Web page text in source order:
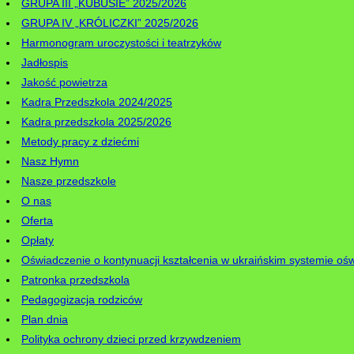
GRUPA III „KUBUSIE” 2025/2026
GRUPA IV „KRÓLICZKI” 2025/2026
Harmonogram uroczystości i teatrzyków
Jadłospis
Jakość powietrza
Kadra Przedszkola 2024/2025
Kadra przedszkola 2025/2026
Metody pracy z dziećmi
Nasz Hymn
Nasze przedszkole
O nas
Oferta
Opłaty
Oświadczenie o kontynuacji kształcenia w ukraińskim systemie
Patronka przedszkola
Pedagogizacja rodziców
Plan dnia
Polityka ochrony dzieci przed krzywdzeniem